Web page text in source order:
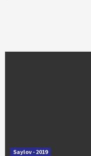
Saylov - 2019